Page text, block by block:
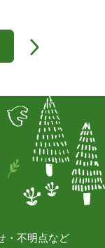
・不明点など